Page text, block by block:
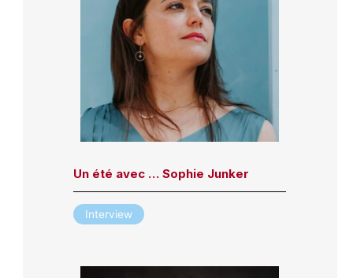
Un été avec … Sophie Junker
Interview